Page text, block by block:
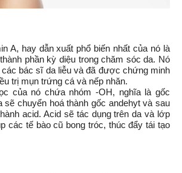
A, hay dẫn xuất phổ biến nhất của nó là
phần kỳ diệu trong chăm sóc da. Nó
bác sĩ da liễu và đã được chứng minh
trị mụn trứng cá và nếp nhăn.
của nó chứa nhóm -OH, nghĩa là gốc
sẽ chuyển hoá thành gốc andehyt và sau
acid. Acid sẽ tác dụng trên da và lớp
các tế bào cũ bong tróc, thúc đẩy tái tạo